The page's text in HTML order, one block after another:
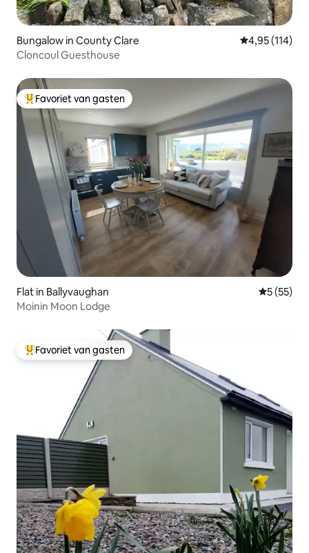
Bungalow in County Clare Gemiddelde
4,95 (114)
Cloncoul Guesthouse
Topfavoriet van gasten
Favoriet van gasten
Flat in Ballyvaughan
5 (55)
Moinin Moon Lodge
Topfavoriet van gasten
Favoriet van gasten